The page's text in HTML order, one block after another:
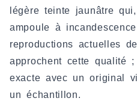
légère teinte jaunâtre
ampoule à
reproductions actuelles
approchent cette qualité
exacte avec un original
un échantillon.